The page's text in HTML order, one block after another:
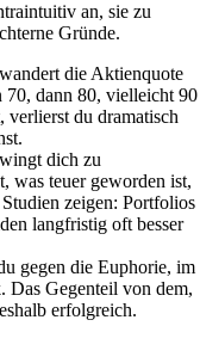
an, sie zu
Gründe.
die Aktienquote
70, dann 80, vielleicht 90
verlierst du dramatisch
dich zu
was teuer geworden ist,
zeigen: Portfolios
langfristig oft besser
gegen die Euphorie, im
Das Gegenteil von dem,
erfolgreich.